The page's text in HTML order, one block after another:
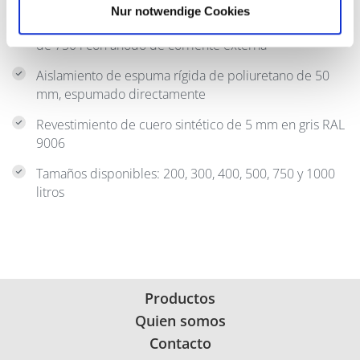
Nur notwendige Cookies
de 750 l con ánodo de corriente externa
Aislamiento de espuma rígida de poliuretano de 50
mm, espumado directamente
Revestimiento de cuero sintético de 5 mm en gris RAL
9006
Tamaños disponibles: 200, 300, 400, 500, 750 y 1000
litros
Productos
Quien somos
Contacto